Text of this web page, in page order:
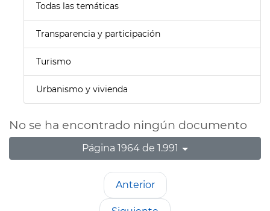
Todas las temáticas
Transparencia y participación
Turismo
Urbanismo y vivienda
No se ha encontrado ningún documento
Página 1964 de 1.991
Anterior